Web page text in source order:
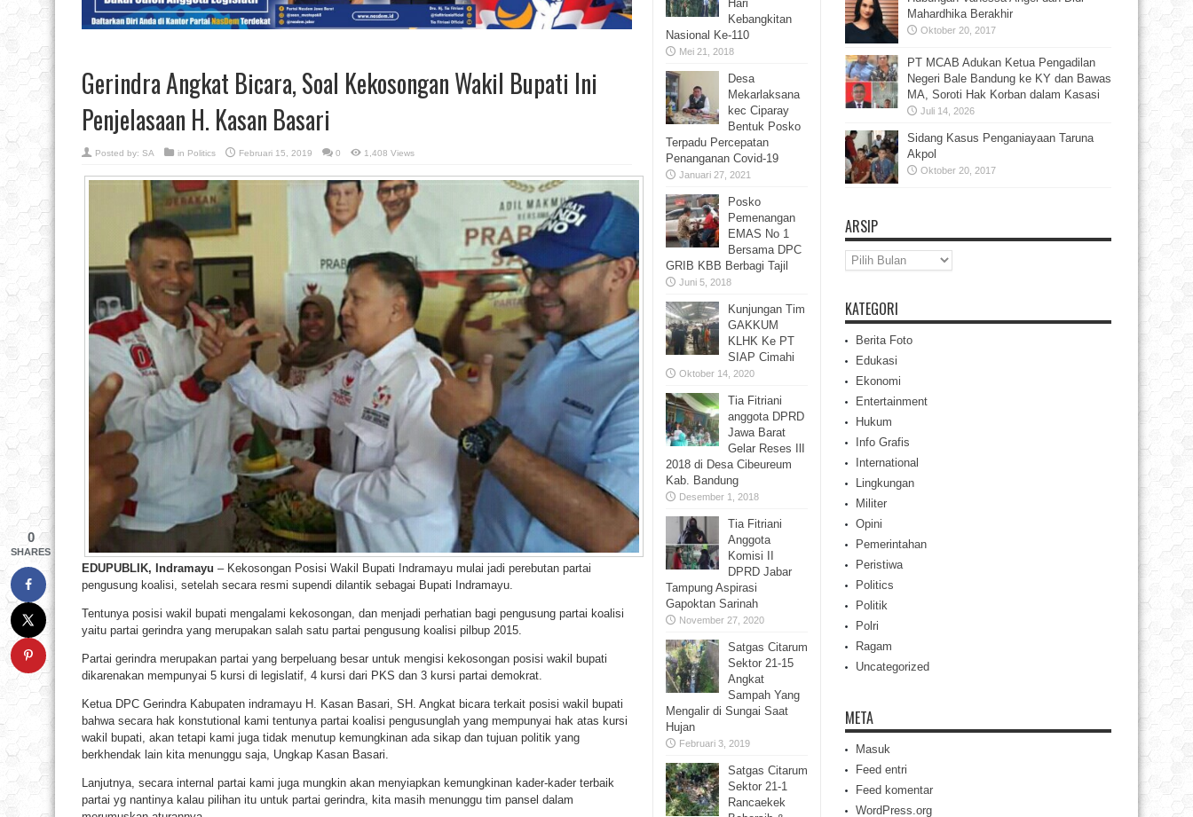
Gerindra Angkat Bicara, Soal Kekosongan Wakil Bupati Ini
Penjelasaan H. Kasan Basari
Posted by: SA in Politics Februari 15, 2019 0 1,408 Views
EDUPUBLIK, Indramayu – Kekosongan Posisi Wakil Bupati Indramayu mulai jadi perebutan partai
pengusung koalisi, setelah secara resmi supendi dilantik sebagai Bupati Indramayu.
Tentunya posisi wakil bupati mengalami kekosongan, dan menjadi perhatian bagi pengusung partai koalisi
yaitu partai gerindra yang merupakan salah satu partai pengusung koalisi pilbup 2015.
Partai gerindra merupakan partai yang berpeluang besar untuk mengisi kekosongan posisi wakil bupati
dikarenakan mempunyai 5 kursi di legislatif, 4 kursi dari PKS dan 3 kursi partai demokrat.
Ketua DPC Gerindra Kabupaten indramayu H. Kasan Basari, SH. Angkat bicara terkait posisi wakil bupati
bahwa secara hak konstutional kami tentunya partai koalisi pengusunglah yang mempunyai hak atas kursi
wakil bupati, akan tetapi kami juga tidak menutup kemungkinan ada sikap dan tujuan politik yang
berkhendak lain kita menunggu saja, Ungkap Kasan Basari.
Lanjutnya, secara internal partai kami juga mungkin akan menyiapkan kemungkinan kader-kader terbaik
partai yg nantinya kalau pilihan itu untuk partai gerindra, kita masih menunggu tim pansel dalam
Hari
Kebangkitan
Nasional Ke-110
Mei 21, 2018
Desa
Mekarlaksana
kec Ciparay
Bentuk Posko
Terpadu Percepatan
Penanganan Covid-19
Januari 27, 2021
Posko
Pemenangan
EMAS No 1
Bersama DPC
GRIB KBB Berbagi Tajil
Juni 5, 2018
Kunjungan Tim
GAKKUM
KLHK Ke PT
SIAP Cimahi
Oktober 14, 2020
Tia Fitriani
anggota DPRD
Jawa Barat
Gelar Reses IlI
2018 di Desa Cibeureum
Kab. Bandung
Desember 1, 2018
Tia Fitriani
Anggota
Komisi II
DPRD Jabar
Tampung Aspirasi
Gapoktan Sarinah
November 27, 2020
Satgas Citarum
Sektor 21-15
Angkat
Sampah Yang
Mengalir di Sungai Saat
Hujan
Februari 3, 2019
Satgas Citarum
Sektor 21-1
Rancaekek
Mahardhika Berakhir
Oktober 20, 2017
PT MCAB Adukan Ketua Pengadilan
Negeri Bale Bandung ke KY dan Bawas
MA, Soroti Hak Korban dalam Kasasi
Juli 14, 2026
Sidang Kasus Penganiayaan Taruna
Akpol
Oktober 20, 2017
ARSIP
Arsip
KATEGORI
Berita Foto
Edukasi
Ekonomi
Entertainment
Hukum
Info Grafis
International
Lingkungan
Militer
Opini
Pemerintahan
Peristiwa
Politics
Politik
Polri
Ragam
Uncategorized
META
Masuk
Feed entri
Feed komentar
WordPress.org
0
SHARES